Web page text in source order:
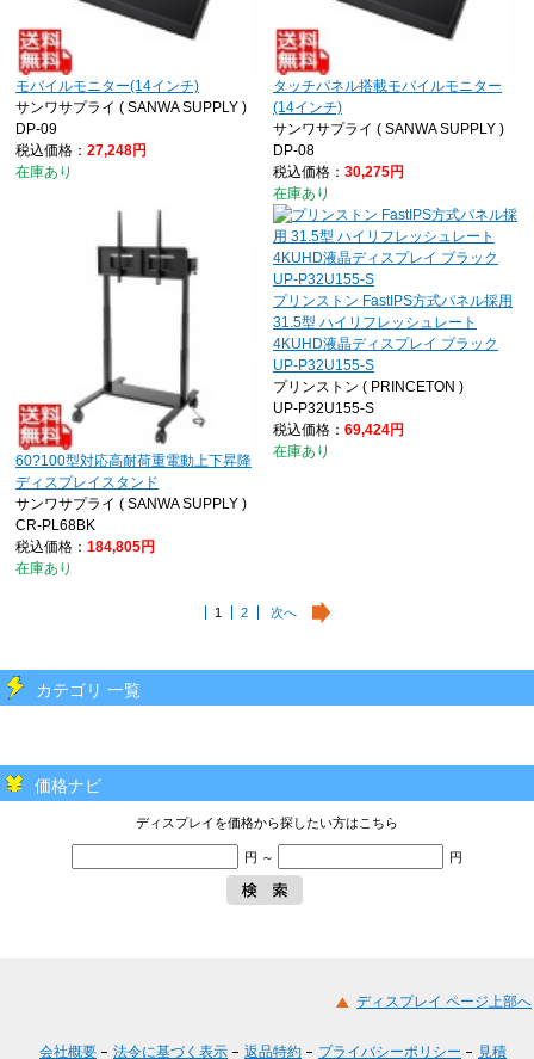
モバイルモニター(14インチ)
サンワサプライ ( SANWA SUPPLY )
DP-09
税込価格： 27,248円
在庫あり
タッチパネル搭載モバイルモニター
(14インチ)
サンワサプライ ( SANWA SUPPLY )
DP-08
税込価格： 30,275円
在庫あり
60?100型対応高耐荷重電動上下昇降
ディスプレイスタンド
サンワサプライ ( SANWA SUPPLY )
CR-PL68BK
税込価格： 184,805円
在庫あり
プリンストン FastIPS方式パネル採用
31.5型 ハイリフレッシュレート
4KUHD液晶ディスプレイ ブラック
UP-P32U155-S
プリンストン ( PRINCETON )
UP-P32U155-S
税込価格： 69,424円
在庫あり
1 2 次へ
カテゴリ 一覧
価格ナビ
ディスプレイを価格から探したい方はこちら
円 ～ 円
ディスプレイ ページ上部へ
会社概要 法令に基づく表示 返品特約 プライバシーポリシー 見積